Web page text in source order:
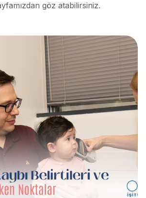
göz atabilirsiniz.